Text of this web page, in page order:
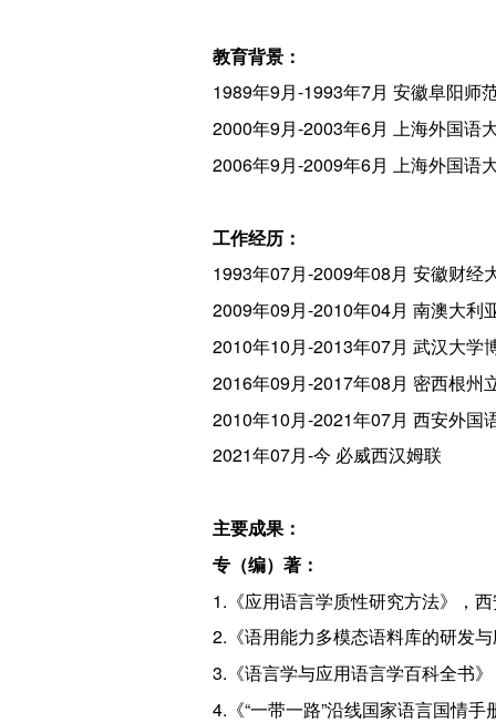
教育背景：
1989年9月-1993年7月 安徽阜阳师
2000年9月-2003年6月 上海外国语
2006年9月-2009年6月 上海外国语
工作经历：
1993年07月-2009年08月 安徽财经
2009年09月-2010年04月 南澳大利
2010年10月-2013年07月 武汉大学
2016年09月-2017年08月 密西根州
2010年10月-2021年07月 西安外国
2021年07月-今 必威西汉姆联
主要成果：
专（编）著：
1.《应用语言学质性研究方法》，
2.《语用能力多模态语料库的研发
3.《语言学与应用语言学百科全书
4.《“一带一路”沿线国家语言国情